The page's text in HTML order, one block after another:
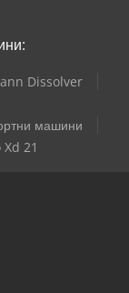
Dissolver
машини
21